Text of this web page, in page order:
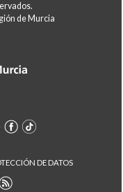
de Murcia
DE DATOS